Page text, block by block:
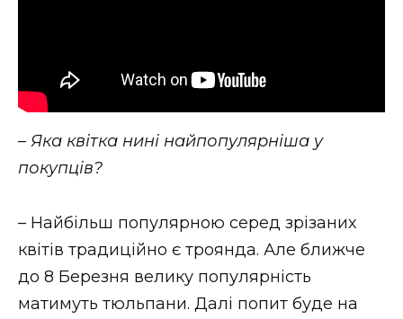
– Яка квітка нині найпопулярніша у
покупців?
– Найбільш популярною серед зрізаних
квітів традиційно є троянда. Але ближче
до 8 Березня велику популярність
матимуть тюльпани. Далі попит буде на